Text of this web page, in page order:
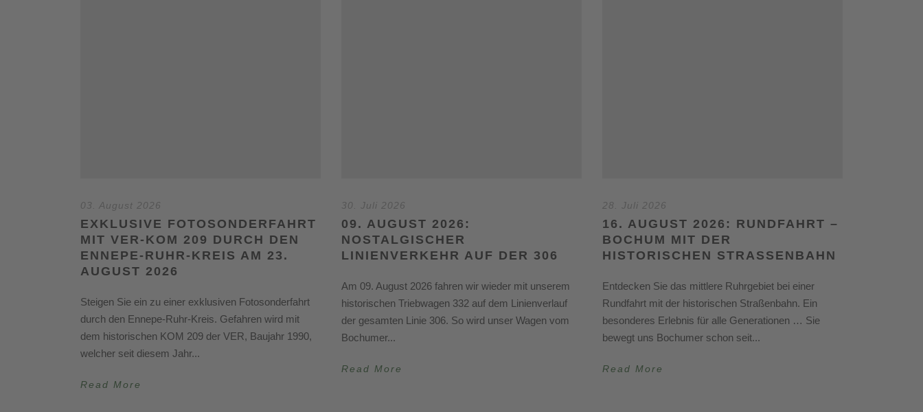
03. August 2026
EXKLUSIVE FOTOSONDERFAHRT
MIT VER-KOM 209 DURCH DEN
ENNEPE-RUHR-KREIS AM 23.
AUGUST 2026
Steigen Sie ein zu einer exklusiven Fotosonderfahrt
durch den Ennepe-Ruhr-Kreis. Gefahren wird mit
dem historischen KOM 209 der VER, Baujahr 1990,
welcher seit diesem Jahr...
Read More
30. Juli 2026
09. AUGUST 2026:
NOSTALGISCHER
LINIENVERKEHR AUF DER 306
Am 09. August 2026 fahren wir wieder mit unserem
historischen Triebwagen 332 auf dem Linienverlauf
der gesamten Linie 306. So wird unser Wagen vom
Bochumer...
Read More
28. Juli 2026
16. AUGUST 2026: RUNDFAHRT –
BOCHUM MIT DER
HISTORISCHEN STRASSENBAHN
Entdecken Sie das mittlere Ruhrgebiet bei einer
Rundfahrt mit der historischen Straßenbahn. Ein
besonderes Erlebnis für alle Generationen … Sie
bewegt uns Bochumer schon seit...
Read More